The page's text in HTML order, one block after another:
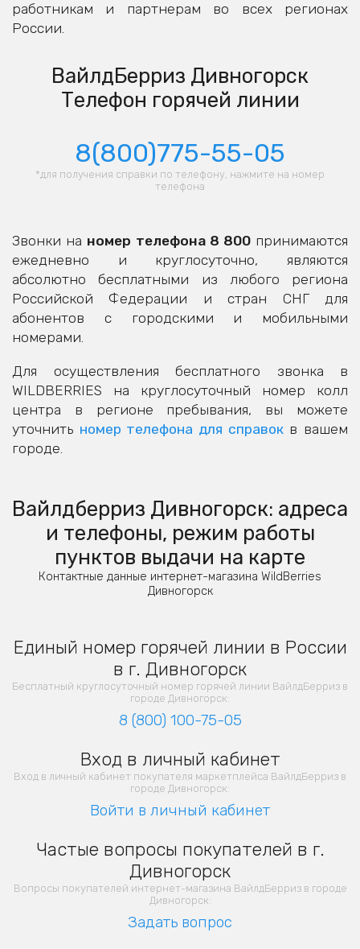
работникам и партнерам во всех регионах
России.
ВайлдБерриз Дивногорск
Телефон горячей линии
8(800)775-55-05
*для получения справки по телефону, нажмите на номер
телефона
Звонки на номер телефона 8 800принимаются
ежедневно и круглосуточно, являются
абсолютно бесплатными из любого региона
Российской Федерации и стран СНГ для
абонентов с городскими и мобильными
номерами.
Для осуществления бесплатного звонка в
WILDBERRIES на круглосуточный номер колл
центра в регионе пребывания, вы можете
уточнить номер телефона для справокв вашем
городе.
Вайлдберриз Дивногорск: адреса
и телефоны, режим работы
пунктов выдачи на карте
Контактные данные интернет-магазина WildBerries
Дивногорск
Единый номер горячей линии в России
в г. Дивногорск
Бесплатный круглосуточный номер горячей линии ВайлдБерриз в
городе Дивногорск:
8 (800) 100-75-05
Вход в личный кабинет
Вход в личный кабинет покупателя маркетплейса ВайлдБерриз в
городе Дивногорск:
Войти в личный кабинет
Частые вопросы покупателей в г.
Дивногорск
Вопросы покупателей интернет-магазина ВайлдБерриз в городе
Дивногорск:
Задать вопрос